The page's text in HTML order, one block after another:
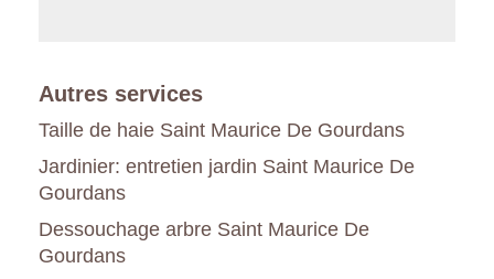
Autres services
Taille de haie Saint Maurice De Gourdans
Jardinier: entretien jardin Saint Maurice De
Gourdans
Dessouchage arbre Saint Maurice De
Gourdans